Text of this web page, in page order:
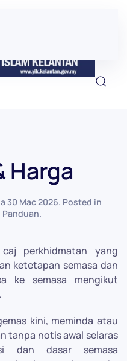
Harga
30 Mac 2026. Posted in
Panduan.
perkhidmatan yang
ketetapan semasa dan
ke semasa mengikut
kini, meminda atau
tanpa notis awal selaras
dan dasar semasa